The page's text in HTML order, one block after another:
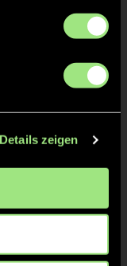
Details zeigen